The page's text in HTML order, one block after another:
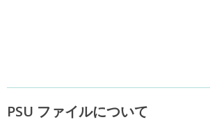
PSU ファイルについて